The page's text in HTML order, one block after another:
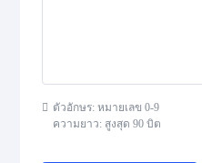
HIBC Data Matrix
ตัวอักษร: หมายเลข 0-9
ความยาว: สูงสุด 90 บิต